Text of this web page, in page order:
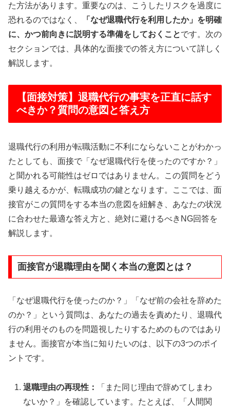
た方法があります。重要なのは、こうしたリスクを過度に
恐れるのではなく、
「なぜ退職代行を利用したか」を明確
に、かつ前向きに説明する準備をしておくことです。次の
セクションでは、具体的な面接での答え方について詳しく
解説します。
【面接対策】退職代行の事実を正直に話す
べきか？質問の意図と答え方
退職代行の利用が転職活動に不利にならないことがわかっ
たとしても、面接で「なぜ退職代行を使ったのですか？」
と聞かれる可能性はゼロではありません。この質問をどう
乗り越えるかが、転職成功の鍵となります。ここでは、面
接官がこの質問をする本当の意図を紐解き、あなたの状況
に合わせた最適な答え方と、絶対に避けるべきNG回答を
解説します。
面接官が退職理由を聞く本当の意図とは？
「なぜ退職代行を使ったのか？」「なぜ前の会社を辞めた
のか？」という質問は、あなたの過去を責めたり、退職代
行の利用そのものを問題視したりするためのものではあり
ません。面接官が本当に知りたいのは、以下の3つのポイ
ントです。
退職理由の再現性：
「また同じ理由で辞めてしまわ
ないか？」を確認しています。たとえば、「人間関